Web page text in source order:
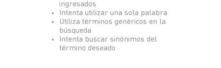
ingresados
Intenta utilizar una sola palabra
Utiliza términos genéricos en la
búsqueda
Intenta buscar sinónimos del
término deseado